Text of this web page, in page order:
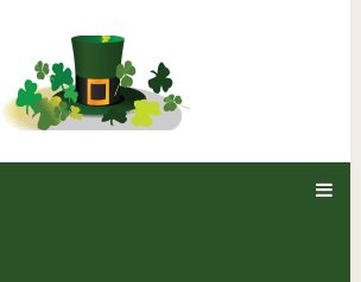
10 плохих привычек, из-за